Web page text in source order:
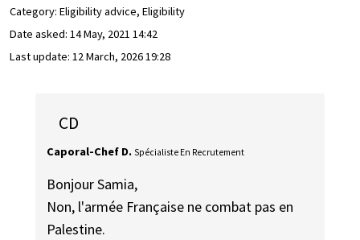
Category: Eligibility advice, Eligibility
Date asked: 14 May, 2021 14:42
Last update: 12 March, 2026 19:28
CD
Caporal-Chef D. Spécialiste En Recrutement
Bonjour Samia,
Non, l'armée Française ne combat pas en
Palestine.